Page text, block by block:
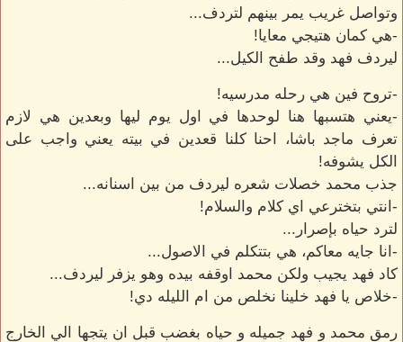
وتواصل غريب يمر بينهم لتردف...
-هي كمان هتيجي معايا!
ليردف فهد وقد طفح الكيل...
-تروح فين هي رحله مدرسيه!
-يعني هتسبها هنا لوحدها في اول يوم ليها وبعدين هي لازم
تعرف ماجد باشا، احنا كلنا قعدين في بيته يعني واجب على
الكل يشوفه!
جذب محمد خصلات شعره ليردف من بين اسنانه...
-انتي بتخترعي اي كلام والسلام!
لترد حياه بإصرار...
-انا جايه معاكم، هي بتتكلم في الاصول...
كاد فهد يجيب ولكن محمد اوقفه بيده وهو يزفر ليردف...
-خلاص يا فهد خلينا نخلص من ام الليله دي!
رمق محمد و فهد جميله و حياه بغضب قبل ان يتجها الي الخارج